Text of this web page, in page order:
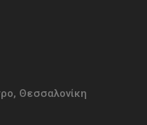
Θεσσαλονίκη